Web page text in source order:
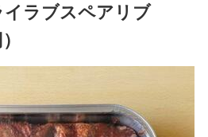
ラブスペアリブ